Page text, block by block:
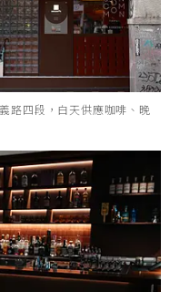
四段，白天供應咖啡、晚